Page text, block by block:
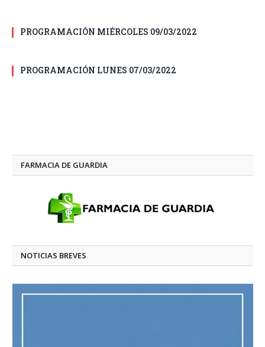
PROGRAMACIÓN MIÉRCOLES 09/03/2022
PROGRAMACIÓN LUNES 07/03/2022
FARMACIA DE GUARDIA
NOTICIAS BREVES